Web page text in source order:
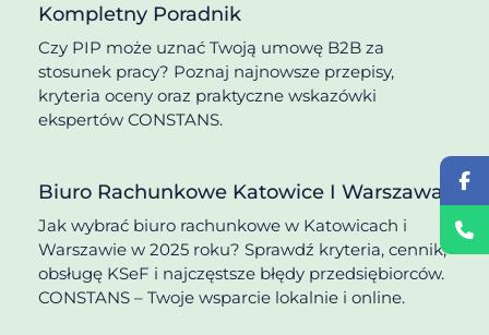
Kompletny Poradnik
Czy PIP może uznać Twoją umowę B2B za
stosunek pracy? Poznaj najnowsze przepisy,
kryteria oceny oraz praktyczne wskazówki
ekspertów CONSTANS.
Biuro Rachunkowe Katowice I Warszawa
Jak wybrać biuro rachunkowe w Katowicach i
Warszawie w 2025 roku? Sprawdź kryteria, cennik,
obsługę KSeF i najczęstsze błędy przedsiębiorców.
CONSTANS – Twoje wsparcie lokalnie i online.